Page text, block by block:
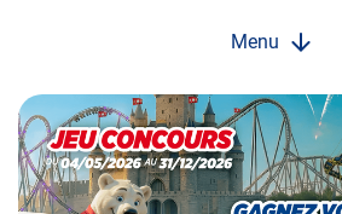
Menu
Opération
spéciale
Mai
-